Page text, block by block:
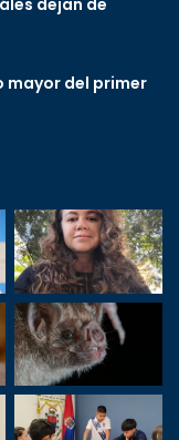
dejan de
mayor del primer